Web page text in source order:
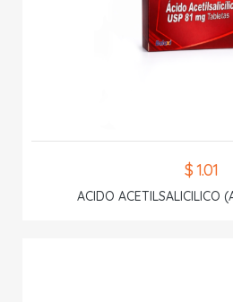
$ 1.01
ACIDO ACETILSALICILICO